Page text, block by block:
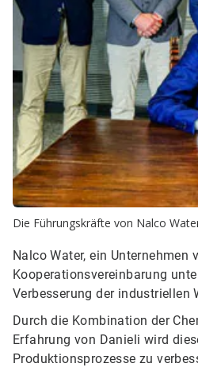
Die Führungskräfte von Nalco
Nalco Water, ein
Kooperationsvereinbarung
Verbesserung der
Durch die Kombination der
Erfahrung von Danieli wird
Produktionsprozesse zu